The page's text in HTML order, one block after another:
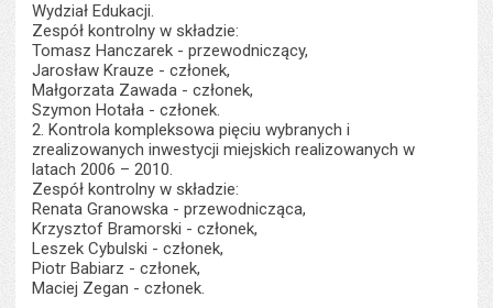
Wydział Edukacji.
Zespół kontrolny w składzie:
Tomasz Hanczarek - przewodniczący,
Jarosław Krauze - członek,
Małgorzata Zawada - członek,
Szymon Hotała - członek.
2. Kontrola kompleksowa pięciu wybranych i
zrealizowanych inwestycji miejskich realizowanych w
latach 2006 – 2010.
Zespół kontrolny w składzie:
Renata Granowska - przewodnicząca,
Krzysztof Bramorski - członek,
Leszek Cybulski - członek,
Piotr Babiarz - członek,
Maciej Zegan - członek.